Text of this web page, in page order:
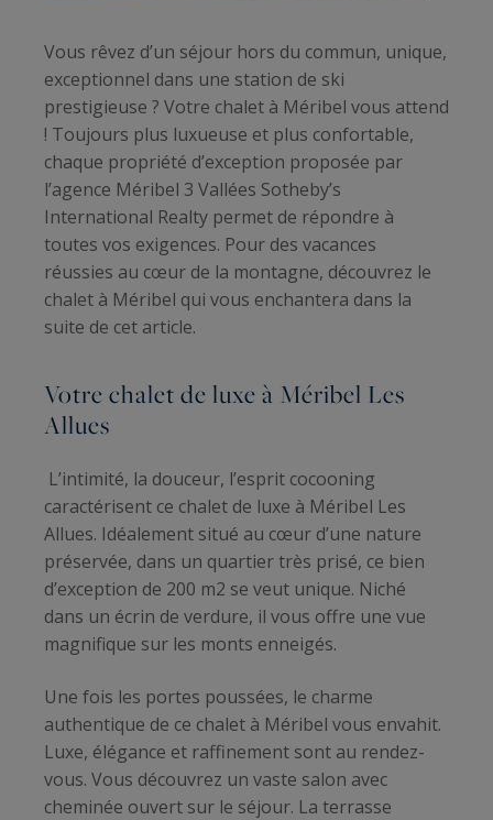
Vous rêvez d’un séjour hors du commun, unique,
exceptionnel dans une station de ski
prestigieuse ? Votre chalet à Méribel vous attend
! Toujours plus luxueuse et plus confortable,
chaque propriété d’exception proposée par
l’agence Méribel 3 Vallées Sotheby’s
International Realty permet de répondre à
toutes vos exigences. Pour des vacances
réussies au cœur de la montagne, découvrez le
chalet à Méribel qui vous enchantera dans la
suite de cet article.
Votre chalet de luxe à Méribel Les
Allues
L’intimité, la douceur, l’esprit cocooning
caractérisent ce chalet de luxe à Méribel Les
Allues. Idéalement situé au cœur d’une nature
préservée, dans un quartier très prisé, ce bien
d’exception de 200 m2 se veut unique. Niché
dans un écrin de verdure, il vous offre une vue
magnifique sur les monts enneigés.
Une fois les portes poussées, le charme
authentique de ce chalet à Méribel vous envahit.
Luxe, élégance et raffinement sont au rendez-
vous. Vous découvrez un vaste salon avec
cheminée ouvert sur le séjour. La terrasse